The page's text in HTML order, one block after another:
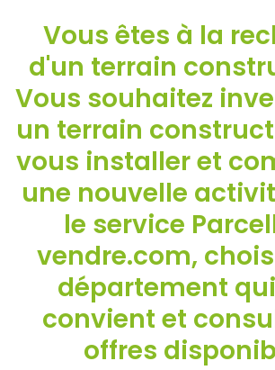
Vous êtes à la
d'un terrain
Vous souhaitez
un terrain
vous installer et
une nouvelle
le service
vendre.com,
département
convient et
offres